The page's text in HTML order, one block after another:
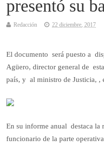
presentó su
Redacción 22 diciembre, 2017
El documento será puesto a
Agüero, director general de
país, y al ministro de Justicia, ,
En su informe anual destaca la
funcionario de la parte